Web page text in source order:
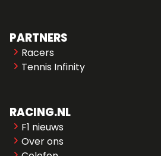
PARTNERS
Racers
Tennis Infinity
RACING.NL
F1 nieuws
Over ons